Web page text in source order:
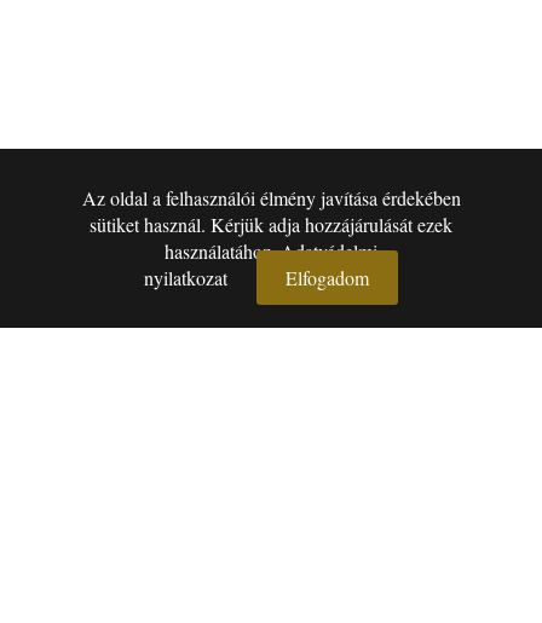
Az oldal a felhasználói élmény javítása érdekében
sütiket használ. Kérjük adja hozzájárulását ezek
használatához.Adatvédelmi
nyilatkozat
Elfogadom